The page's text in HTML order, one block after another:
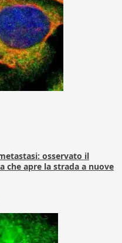
osservato il
che apre la strada a nuove